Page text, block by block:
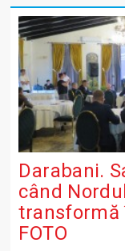
Darabani.
când
transformă
FOTO